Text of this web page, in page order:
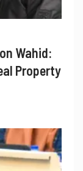
Wahid:
Property